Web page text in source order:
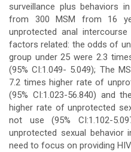
surveillance plus behaviors
from 300 MSM from 16
unprotected anal
factors related: the odds of
group under 25 were 2.3
(95% CI:1.049- 5.049); The
7.2 times higher rate of
(95% CI:1.023-56.840) and
higher rate of unprotected
not use (95% CI:1.102-
unprotected sexual behavior
need to focus on providing